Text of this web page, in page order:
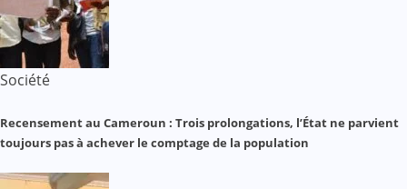
Société
Recensement au Cameroun : Trois prolongations, l’État ne parvient
toujours pas à achever le comptage de la population